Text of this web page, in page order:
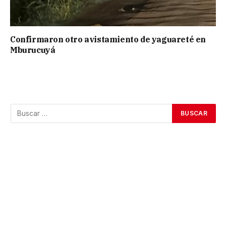
Confirmaron otro avistamiento de yaguareté en
Mburucuyá